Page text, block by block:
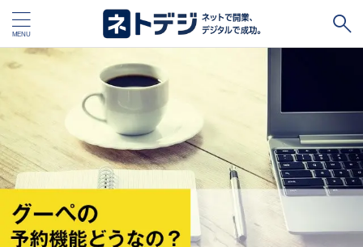
キャッシュレス Square BASE STORES
ネットショップ開設１vs１ 無料ネットショップ
予約管理システム Air ビジネスツールズ
ペライチ キャッシュレス決済端末１vs１ ジンドゥー